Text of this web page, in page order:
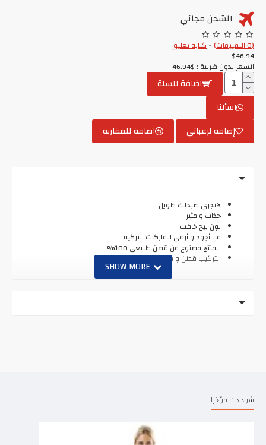
الشحن مجاني
(0 التقييمات) -كتابة تعليق
$46.94
السعر بدون ضريبة : $46.94
اضافة للسلة
اسألنا
إضافة لرغباتي
اضافة للمقارنة
لانجري صبحلك طويل
جذاب و مثير
لون بيج خافت
من أجود و أرقى الماركات التركية
المنتج مصنوع من قطن طبيعي 100%
التركيب قطن و فيسكوز
شوهدت مؤخرا